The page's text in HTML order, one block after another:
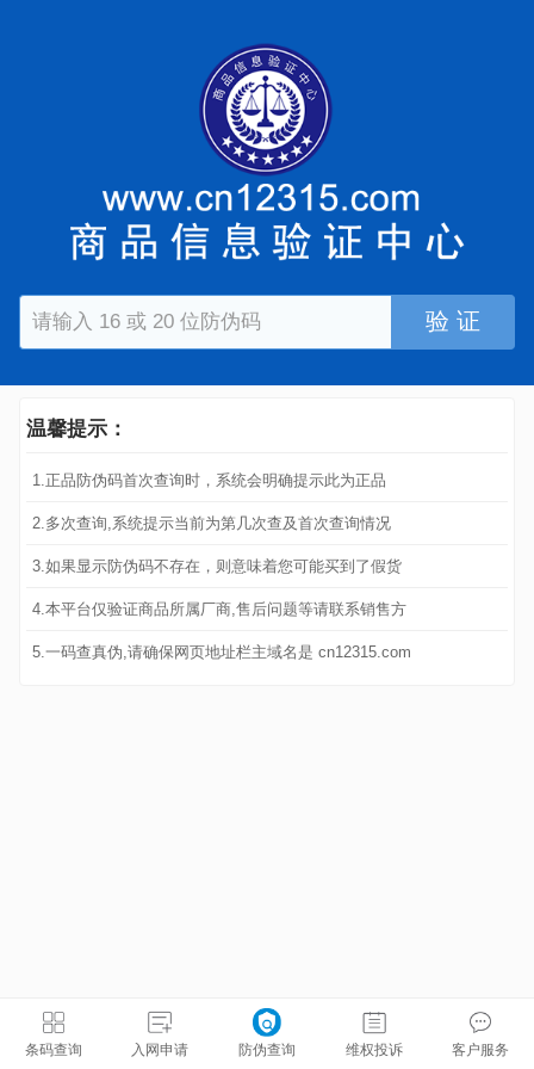
验 证
温馨提示：
1.正品防伪码首次查询时，系统会明确提示此为正品
2.多次查询,系统提示当前为第几次查及首次查询情况
3.如果显示防伪码不存在，则意味着您可能买到了假货
4.本平台仅验证商品所属厂商,售后问题等请联系销售方
5.一码查真伪,请确保网页地址栏主域名是 cn12315.com
条码查询 入网申请 防伪查询 维权投诉 客户服务